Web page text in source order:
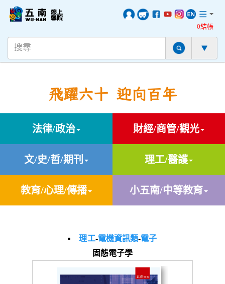
0結帳
飛躍六十 迎向百年
法律/政治 財經/商管/觀光
文/史/哲/期刊 理工/醫護
教育/心理/傳播 小五南/中等教育
理工-電機資訊類-電子
固態電子學